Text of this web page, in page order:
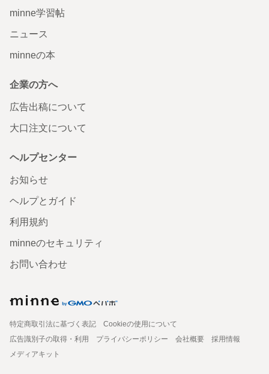
minne学習帖
ニュース
minneの本
企業の方へ
広告出稿について
大口注文について
ヘルプセンター
お知らせ
ヘルプとガイド
利用規約
minneのセキュリティ
お問い合わせ
特定商取引法に基づく表記
Cookieの使用について
広告識別子の取得・利用
プライバシーポリシー 会社概要
採用情報
メディアキット